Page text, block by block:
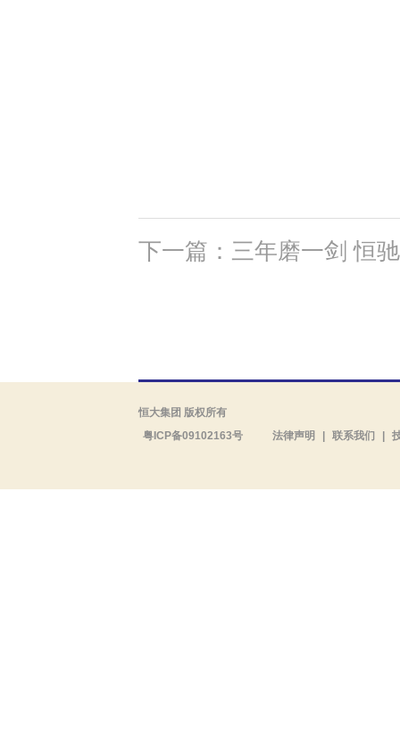
下一篇：三年磨一剑 恒
恒大集团 版权所有
粤ICP备09102163号
法律声明 联系我们